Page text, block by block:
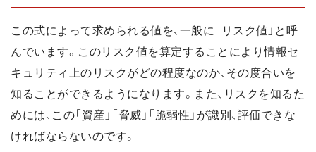
この式によって求められる値を、一般に「リスク値」と呼
んでいます。このリスク値を算定することにより情報セ
キュリティ上のリスクがどの程度なのか、その度合いを
知ることができるようになります。また、リスクを知るた
めには、この「資産」「脅威」「脆弱性」が識別、評価できな
ければならないのです。